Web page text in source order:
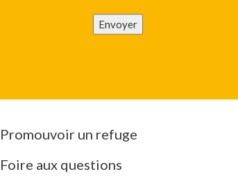
Envoyer
Promouvoir un refuge
Foire aux questions